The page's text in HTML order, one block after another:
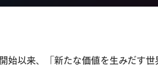
始以来、「新たな価値を生みだす世